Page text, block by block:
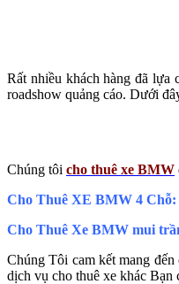
Rất nhiều khách hàng đã lựa
roadshow quảng cáo. Dưới
Chúng tôi cho thuê xe BMW
Cho Thuê XE BMW 4 Chỗ:
Cho Thuê Xe BMW mui
Chúng Tôi cam kết mang
dịch vụ cho thuê xe khác Bạn